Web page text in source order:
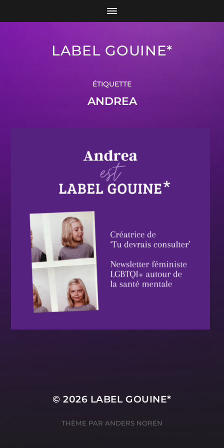
LABEL GOUINE*
ÉTIQUETTE
ANDREA
© 2026 LABEL GOUINE*
THÈME PAR ANDERS NORÉN